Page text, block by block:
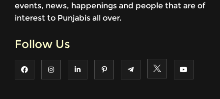
events, news, happenings and people that are of
interest to Punjabis all over.
Follow Us